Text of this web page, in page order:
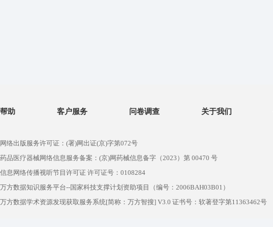
帮助 客户服务 问卷调查 关于我们
网络出版服务许可证：(署)网出证(京)字第072号
药品医疗器械网络信息服务备案：(京)网药械信息备字（2023）第 00470 号
信息网络传播视听节目许可证 许可证号：0108284
万方数据知识服务平台--国家科技支撑计划资助项目（编号：2006BAH03B01）
万方数据学术资源发现获取服务系统[简称：万方智搜] V3.0 证书号：软著登字第11363462号